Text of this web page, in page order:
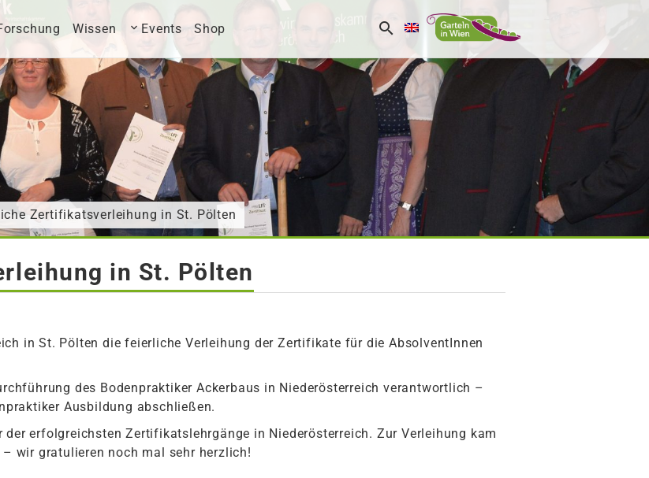
Wissen Events Shop
Zertifikatsverleihung in St. Pölten
in St. Pölten
in St. Pölten die feierliche Verleihung der Zertifikate für die AbsolventInnen
des Bodenpraktiker Ackerbaus in Niederösterreich verantwortlich –
Ausbildung abschließen.
erfolgreichsten Zertifikatslehrgänge in Niederösterreich. Zur Verleihung kam
wir gratulieren noch mal sehr herzlich!